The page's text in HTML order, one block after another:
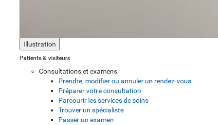
Illustration
Patients & visiteurs
Consultations et examens
Prendre, modifier ou annuler un rendez-vous
Préparer votre consultation
Parcourir les services de soins
Trouver un spécialiste
Passer un examen